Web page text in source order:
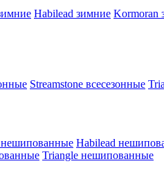
Habilead зимние Kormoran
Streamstone всесезонные
Habilead
Triangle нешипованные